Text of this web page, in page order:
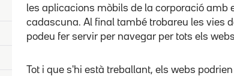
les aplicacions mòbils de la corporació amb
cadascuna. Al final també trobareu les vies
podeu fer servir per navegar per tots els
Tot i que s'hi està treballant, els webs